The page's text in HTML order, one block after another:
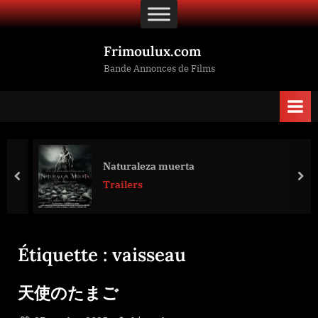
Skip
to
Frimoulux.com
Bande Annonces de Films
Naturaleza muerta
Trailers
prev
Étiquette : vaisseau
天使のたまご